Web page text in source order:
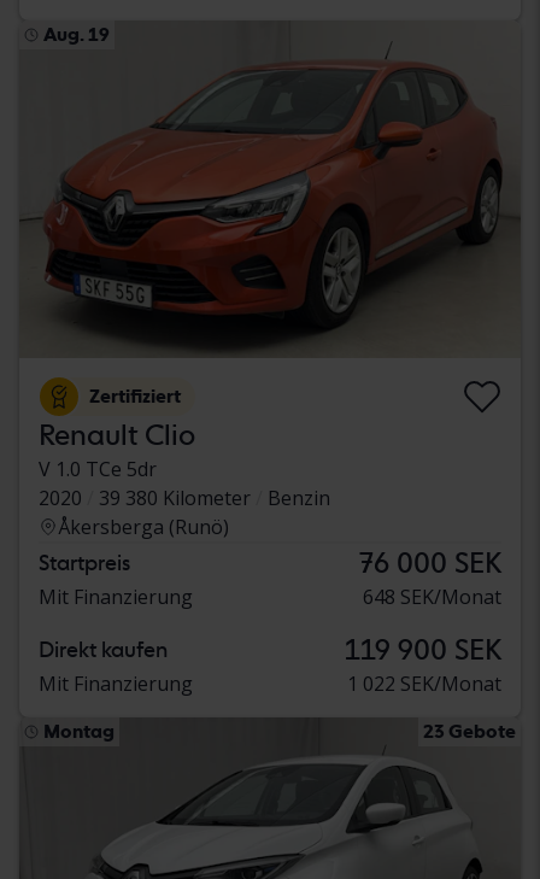
Aug. 19
Zertifiziert
Renault Clio
V 1.0 TCe 5dr
2020
39 380 Kilometer
Benzin
Åkersberga (Runö)
Startpreis 76 000 SEK
Mit Finanzierung 648 SEK/Monat
Direkt kaufen 119 900 SEK
Mit Finanzierung 1 022 SEK/Monat
Montag 23 Gebote